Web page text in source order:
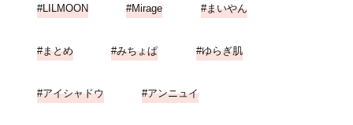
LILMOON Mirage まいやん
まとめ みちょぱ ゆらぎ肌
アイシャドウ アンニュイ